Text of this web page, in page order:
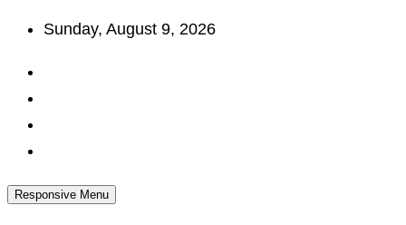
Skip
content
Sunday, August 9, 2026
Responsive Menu